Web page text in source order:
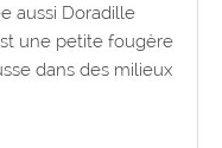
aussi Doradille
une petite fougère
dans des milieux